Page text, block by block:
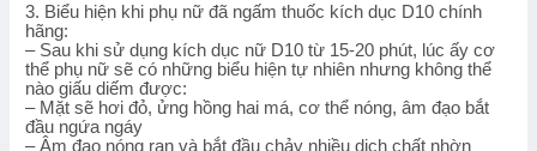
3. Biểu hiện khi phụ nữ đã ngấm thuốc kích dục D10 chính
hãng:
– Sau khi sử dụng kích dục nữ D10 từ 15-20 phút, lúc ấy cơ
thể phụ nữ sẽ có những biểu hiện tự nhiên nhưng không thể
nào giấu diếm được:
– Mặt sẽ hơi đỏ, ửng hồng hai má, cơ thể nóng, âm đạo bắt
đầu ngứa ngáy
– Âm đạo nóng ran và bắt đầu chảy nhiều dịch chất nhờn